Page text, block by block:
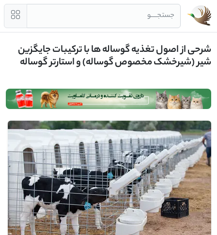
جستجــــو
شرحی از اصول تغذیه گوساله ها با ترکیبات جایگزین
شیر (شیرخشک مخصوص گوساله) و استارتر گوساله